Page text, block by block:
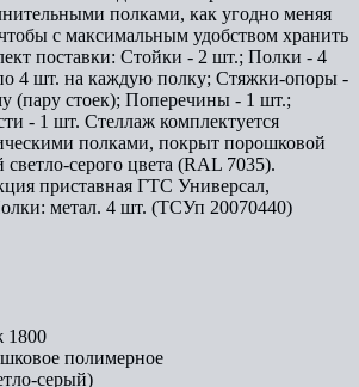
полками, как угодно меняя
с максимальным удобством хранить
поставки: Стойки - 2 шт.; Полки - 4
4 шт. на каждую полку; Стяжки-опоры -
(пару стоек); Поперечины - 1 шт.;
- 1 шт. Стеллаж комплектуется
полками, покрыт порошковой
серого цвета (RAL 7035).
приставная ГТС Универсал,
метал. 4 шт. (ТСУп 20070440)
1800
полимерное
серый)